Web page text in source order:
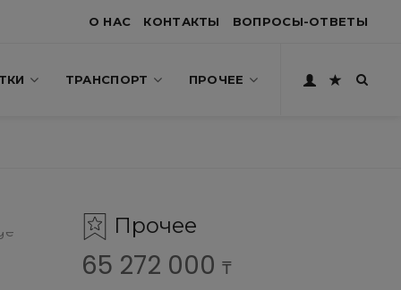
О НАС КОНТАКТЫ ВОПРОСЫ-ОТВЕТЫ
ТРАНСПОРТ ПРОЧЕЕ
Прочее
65 272 000₸